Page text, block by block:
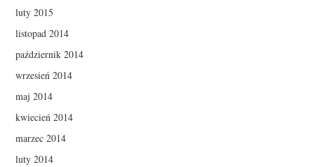
luty 2015
listopad 2014
październik 2014
wrzesień 2014
maj 2014
kwiecień 2014
marzec 2014
luty 2014